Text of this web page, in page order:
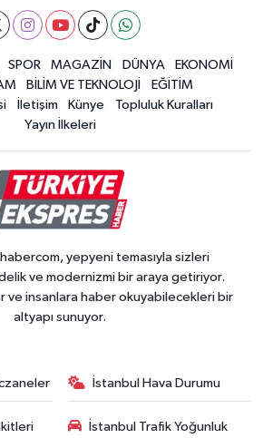
SPOR MAGAZİN DÜNYA
EKONOMİ
BİLİM VE TEKNOLOJİ
EĞİTİM
İletişim Künye
Topluluk Kuralları
Yayın İlkeleri
yepyeni temasıyla sizleri
ve modernizmi bir araya getiriyor.
ve insanlara haber okuyabilecekleri bir
altyapı sunuyor.
İstanbul Hava Durumu
İstanbul Trafik Yoğunluk